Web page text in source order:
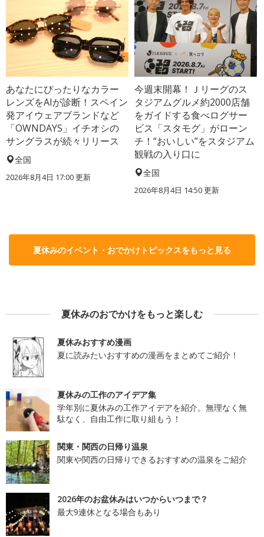
あなたにぴったりなカラー
レンズをAIが診断！スペイン
発アイウェアブランドなど
「OWNDAYS」イチオシの
サングラスが続々リリース
全国
2026年8月4日 17:00更新
今週末開幕！Ｊリーグのス
タジアムグルメ約2000店舗
をガイドする食べログサー
ビス「スタモグ」がローン
チ！“おいしい”をスタジアム
観戦の入り口に
全国
2026年8月4日 14:50更新
夏休みのイベント・おでかけトピックスをもっと見る
夏休みのおでかけをもっと楽しむ
夏休みおすすめ漫画
夏に読みたいおすすめの漫画をまとめてご紹介！
夏休みの工作のアイデア集
学年別に夏休みの工作アイデアを紹介。無理なく無
駄なく、自由工作に取り組もう！
関東・関西の日帰り温泉
関東や関西の日帰りできるおすすめの温泉をご紹介
2026年のお盆休みはいつからいつまで？
最大9連休となる場合もあり